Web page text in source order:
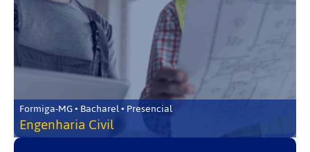
Formiga-MG • Bacharel • Presencial
Engenharia Civil